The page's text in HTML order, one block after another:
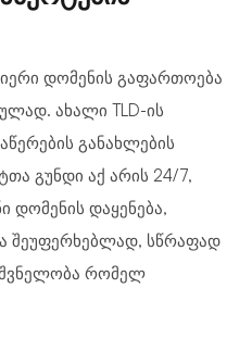
დომენის გაფართოება
ახალი TLD-ის
განახლების
გუნდი აქ არის 24/7,
დომენის დაყენება,
შეუფერხებლად, სწრაფად
რომელ